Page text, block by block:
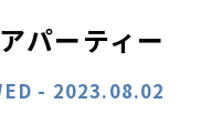
パーティー
- 2023.08.02